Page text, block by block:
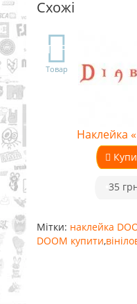
Схожі
TOP
Товар
Наклейка
35
Мітки: наклейка
DOOM купити,